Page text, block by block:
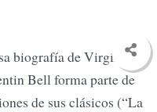
biografía de Virginia
Bell forma parte de
de sus clásicos (“La